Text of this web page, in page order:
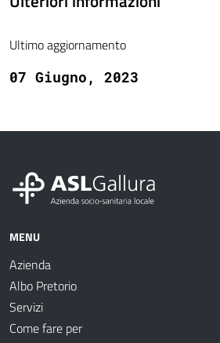
Ultimo aggiornamento
07 Giugno, 2023
MENU
Azienda
Albo Pretorio
Servizi
Come fare per